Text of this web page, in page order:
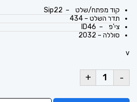
קוד מפתח/שלט – Sip22
תדר השלט – 434
צי'פ – ID46
סוללה – 2032
v
-
+